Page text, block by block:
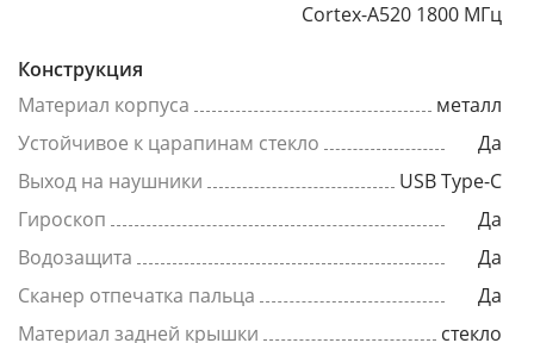
Cortex-A520 1800 МГц
Конструкция
Материал корпуса
металл
Устойчивое к царапинам стекло
Да
Выход на наушники
USB Type-C
Гироскоп
Да
Водозащита
Да
Сканер отпечатка пальца
Да
Материал задней крышки
стекло